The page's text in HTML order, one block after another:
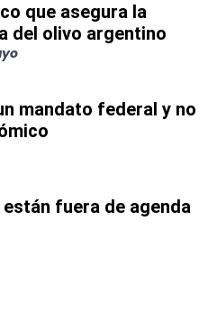
que asegura la
del olivo argentino
mandato federal y no
fuera de agenda